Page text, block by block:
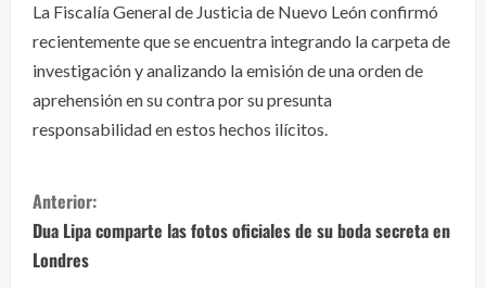
La Fiscalía General de Justicia de Nuevo León confirmó
recientemente que se encuentra integrando la carpeta de
investigación y analizando la emisión de una orden de
aprehensión en su contra por su presunta
responsabilidad en estos hechos ilícitos.
S
i
Anterior:
Dua Lipa comparte las fotos oficiales de su boda secreta en
Londres